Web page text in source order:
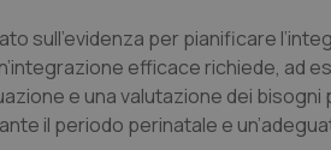
sull’evidenza per pianificare
efficace richiede,
e una valutazione dei
il periodo perinatale e